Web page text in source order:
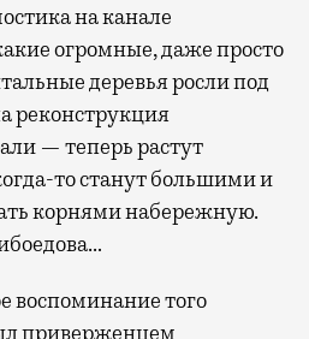
на канале
огромные, даже просто
деревья росли под
реконструкция
— теперь растут
то станут большими и
корнями набережную.
воспоминание того
приверженцем